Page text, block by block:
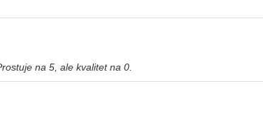
na 5, ale kvalitet na 0.